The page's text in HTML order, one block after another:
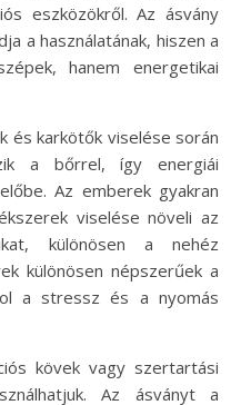
eszközökről. Az ásvány
a használatának, hiszen a
hanem energetikai
és karkötők viselése során
a bőrrel, így energiái
Az emberek gyakran
viselése növeli az
különösen a nehéz
különösen népszerűek a
a stressz és a nyomás
kövek vagy szertartási
Az ásványt a